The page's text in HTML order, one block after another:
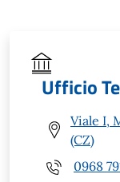
Ufficio
Viale I,
(CZ)
0968